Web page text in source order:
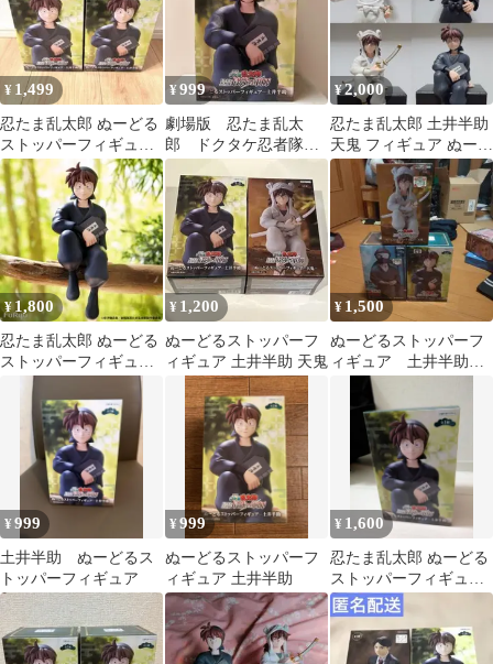
¥ 1,499
忍たま乱太郎 ぬーどる
ストッパーフィギュア
土井半助 2個セット
¥999
劇場版 忍たま乱太
郎 ドクタケ忍者隊
フィギュア 土井半
助 ぬーどるストッパ
ー
¥2,000
忍たま乱太郎 土井半助
天鬼 フィギュア ぬーど
るストッパー 4点セッ
ト
¥ 1,800
忍たま乱太郎 ぬーどる
ストッパーフィギュア
土井半助 劇場版
¥ 1,200
ぬーどるストッパーフ
ィギュア 土井半助 天鬼
¥ 1,500
ぬーどるストッパーフ
ィギュア 土井半助&
雑渡昆奈門＆天鬼 よく
ばりセット
¥999
土井半助 ぬーどるス
トッパーフィギュア
¥999
ぬーどるストッパーフ
ィギュア 土井半助
¥ 1,600
忍たま乱太郎 ぬーどる
ストッパーフィギュア
土井半助